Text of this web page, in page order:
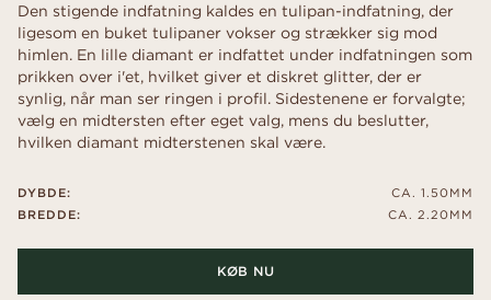
Den stigende indfatning kaldes en tulipan-indfatning, der
ligesom en buket tulipaner vokser og strækker sig mod
himlen. En lille diamant er indfattet under indfatningen som
prikken over i'et, hvilket giver et diskret glitter, der er
synlig, når man ser ringen i profil. Sidestenene er forvalgte;
vælg en midtersten efter eget valg, mens du beslutter,
hvilken diamant midterstenen skal være.
DYBDE:
BREDDE:
CA. 1.50MM
CA. 2.20MM
KØB NU